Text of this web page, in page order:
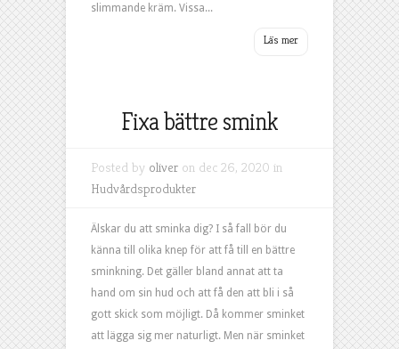
slimmande kräm. Vissa...
Fixa bättre smink
Posted by oliver on dec 26, 2020 in
Hudvårdsprodukter
Älskar du att sminka dig? I så fall bör du
känna till olika knep för att få till en bättre
sminkning. Det gäller bland annat att ta
hand om sin hud och att få den att bli i så
gott skick som möjligt. Då kommer sminket
att lägga sig mer naturligt. Men när sminket